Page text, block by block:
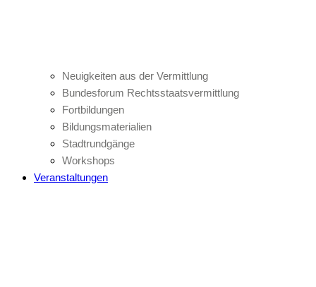
Neuigkeiten aus der Vermittlung
Bundesforum Rechtsstaatsvermittlung
Fortbildungen
Bildungsmaterialien
Stadtrundgänge
Workshops
Veranstaltungen